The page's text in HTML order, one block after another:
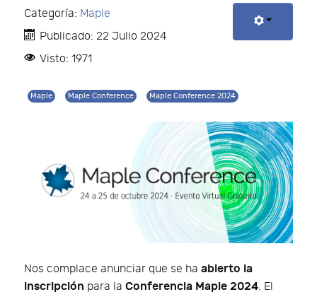
Categoría: Maple
Publicado: 22 Julio 2024
Visto: 1971
Maple Maple Conference Maple Conference 2024
Nos complace anunciar que se ha abierto la
inscripción para la Conferencia Maple 2024. El